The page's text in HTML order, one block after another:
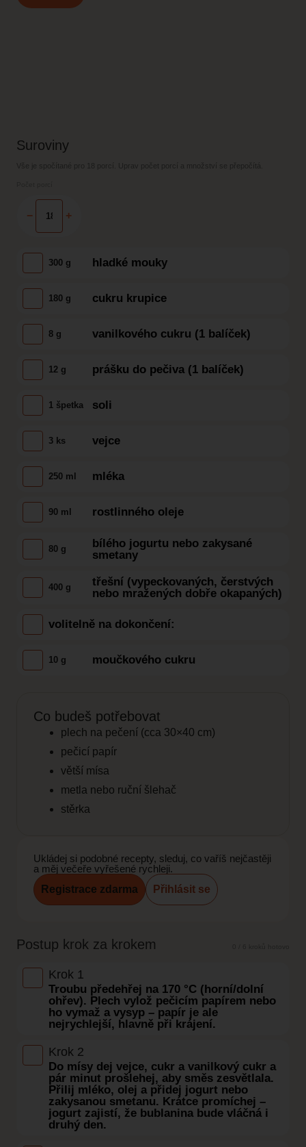
Suroviny
Vše je spočítané pro 18 porcí . Uprav počet porcí a množství se přepočítá.
− +
300 g hladké mouky
180 g cukru krupice
8 g vanilkového cukru (1 balíček)
12 g prášku do pečiva (1 balíček)
1 špetka soli
3 ks vejce
250 ml mléka
90 ml rostlinného oleje
80 g
bílého jogurtu nebo zakysané
smetany
400 g
třešní (vypeckovaných, čerstvých
nebo mražených dobře okapaných)
volitelně na dokončení:
10 g moučkového cukru
Co budeš potřebovat
plech na pečení (cca 30×40 cm)
pečicí papír
větší mísa
metla nebo ruční šlehač
stěrka
Ukládej si podobné recepty, sleduj, co vaříš nejčastěji
a měj večeře vyřešené rychleji.
Registrace zdarma
Přihlásit se
Postup krok za krokem
Krok 1
Troubu předehřej na 170 °C (horní/dolní
ohřev). Plech vylož pečicím papírem nebo
ho vymaž a vysyp – papír je ale
nejrychlejší, hlavně při krájení.
Krok 2
Do mísy dej vejce, cukr a vanilkový cukr a
pár minut prošlehej, aby směs zesvětlala.
Přilij mléko, olej a přidej jogurt nebo
zakysanou smetanu. Krátce promíchej –
jogurt zajistí, že bublanina bude vláčná i
druhý den.